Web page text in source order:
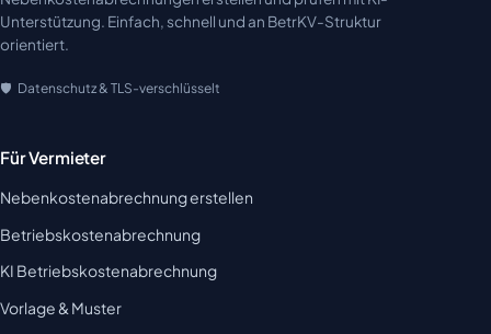
Unterstützung. Einfach, schnell und an BetrKV-Struktur
orientiert.
Datenschutz & TLS-verschlüsselt
Für Vermieter
Nebenkostenabrechnung erstellen
Betriebskostenabrechnung
KI Betriebskostenabrechnung
Vorlage & Muster